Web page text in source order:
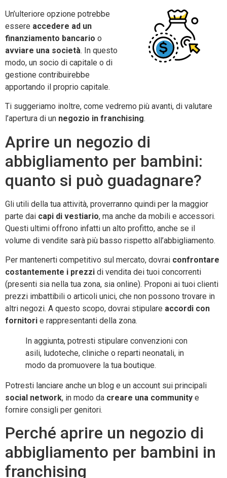
Un’ulteriore opzione potrebbe
essere accedere ad un
finanziamento bancario o
avviare una società. In questo
modo, un socio di capitale o di
gestione contribuirebbe
apportando il proprio capitale.
Ti suggeriamo inoltre, come vedremo più avanti, di valutare
l’apertura di un negozio in franchising.
Aprire un negozio di
abbigliamento per bambini:
quanto si può guadagnare?
Gli utili della tua attività, proverranno quindi per la maggior
parte dai capi di vestiario, ma anche da mobili e accessori.
Questi ultimi offrono infatti un alto profitto, anche se il
volume di vendite sarà più basso rispetto all’abbigliamento.
Per mantenerti competitivo sul mercato, dovrai confrontare
costantemente i prezzi di vendita dei tuoi concorrenti
(presenti sia nella tua zona, sia online). Proponi ai tuoi clienti
prezzi imbattibili o articoli unici, che non possono trovare in
altri negozi. A questo scopo, dovrai stipulare accordi con
fornitori e rappresentanti della zona.
In aggiunta, potresti stipulare convenzioni con
asili, ludoteche, cliniche o reparti neonatali, in
modo da promuovere la tua boutique.
Potresti lanciare anche un blog e un account sui principali
social network, in modo da creare una community e
fornire consigli per genitori.
Perché aprire un negozio di
abbigliamento per bambini in
franchising